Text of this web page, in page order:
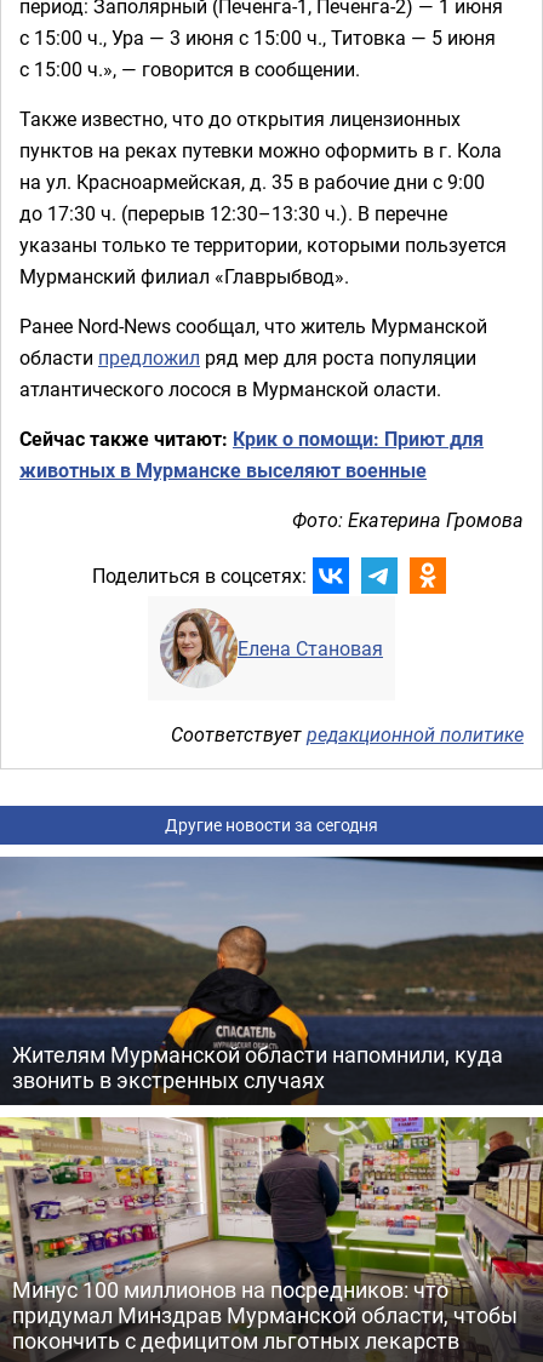
период: Заполярный (Печенга-1, Печенга-2) — 1 июня
с 15:00 ч., Ура — 3 июня с 15:00 ч., Титовка — 5 июня
с 15:00 ч.», — говорится в сообщении.
Также известно, что до открытия лицензионных
пунктов на реках путевки можно оформить в г. Кола
на ул. Красноармейская, д. 35 в рабочие дни с 9:00
до 17:30 ч. (перерыв 12:30–13:30 ч.). В перечне
указаны только те территории, которыми пользуется
Мурманский филиал «Главрыбвод».
Ранее Nord-News сообщал, что житель Мурманской
области предложил ряд мер для роста популяции
атлантического лосося в Мурманской оласти.
Сейчас также читают: Крик о помощи: Приют для
животных в Мурманске выселяют военные
Фото: Екатерина Громова
Поделиться в соцсетях:
Елена Становая
Соответствуетредакционной политике
Другие новости за сегодня
Жителям Мурманской области напомнили, куда
звонить в экстренных случаях
Минус 100 миллионов на посредников: что
придумал Минздрав Мурманской области, чтобы
покончить с дефицитом льготных лекарств